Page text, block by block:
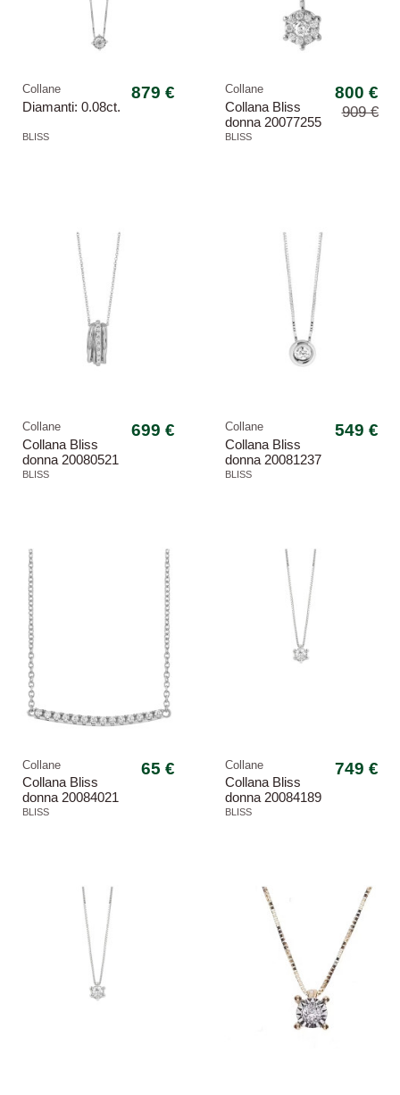
Collane
Diamanti: 0.08ct.
BLISS
879 € Collane
Collana Bliss
donna 20077255
Caresse oro
BLISS
800 €
909 €
Collane
Collana Bliss
donna 20080521
Fascino oro
BLISS
699 € Collane
Collana Bliss
donna 20081237
Dream oro
BLISS
549 €
Collane
Collana Bliss
donna 20084021
Mywords
BLISS
65 € Collane
Collana Bliss
donna 20084189
Lumina
BLISS
749 €